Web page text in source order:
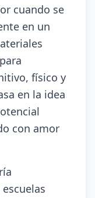
cuando se
en un
físico y
en la idea
con amor